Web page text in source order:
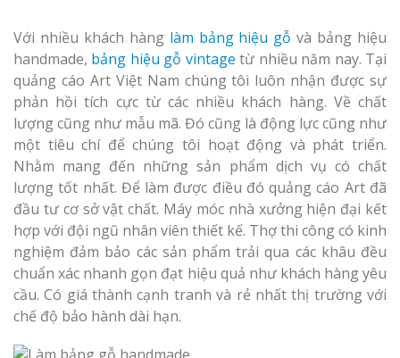
Với nhiều khách hàng làm bảng hiệu gỗ và bảng hiệu
handmade, bảng hiệu gỗ vintage từ nhiều năm nay. Tại
quảng cáo Art Việt Nam chúng tôi luôn nhận được sự
phản hồi tích cực từ các nhiều khách hàng. Về chất
lượng cũng như mẫu mã. Đó cũng là động lực cũng như
một tiêu chí để chúng tôi hoạt động và phát triển.
Nhằm mang đến những sản phẩm dịch vụ có chất
lượng tốt nhất. Để làm được điều đó quảng cáo Art đã
đầu tư cơ sở vật chất. Máy móc nhà xưởng hiện đại kết
hợp với đội ngũ nhân viên thiết kế. Thợ thi công có kinh
nghiệm đảm bảo các sản phẩm trải qua các khâu đều
chuẩn xác nhanh gọn đạt hiệu quả như khách hàng yêu
cầu. Có giá thành cạnh tranh và rẻ nhất thị trường với
chế độ bảo hành dài hạn.
Làm Biển
Mica Tại Vinh Lấy
Làm biển
tại Vinh Nghệ An
Làm Biển
Nam Đàn Uy Tín Giá
Làm Biển
Mỹ Phẩm Vinh Thu